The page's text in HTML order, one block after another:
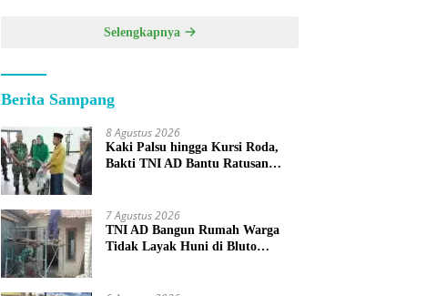
Selengkapnya
Berita Sampang
8 Agustus 2026
Kaki Palsu hingga Kursi Roda,
Bakti TNI AD Bantu Ratusan
7 Agustus 2026
TNI AD Bangun Rumah Warga
Tidak Layak Huni di Bluto